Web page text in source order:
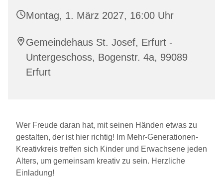
Montag, 1. März 2027, 16:00 Uhr
Gemeindehaus St. Josef, Erfurt -
Untergeschoss, Bogenstr. 4a, 99089
Erfurt
Wer Freude daran hat, mit seinen Händen etwas zu
gestalten, der ist hier richtig! Im Mehr-Generationen-
Kreativkreis treffen sich Kinder und Erwachsene jeden
Alters, um gemeinsam kreativ zu sein. Herzliche
Einladung!